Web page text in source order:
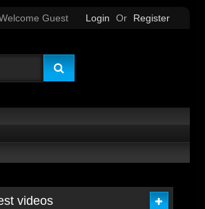
Guest Login Or Register
videos